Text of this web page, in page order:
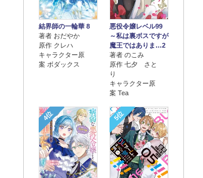
結界師の一輪華 8
著者 おだやか
原作 クレハ
キャラクター原
案 ボダックス
悪役令嬢レベル99
～私は裏ボスですが
魔王ではありま…2
著者 のこみ
原作 七夕 さと
り
キャラクター原
案 Tea
4位 5位